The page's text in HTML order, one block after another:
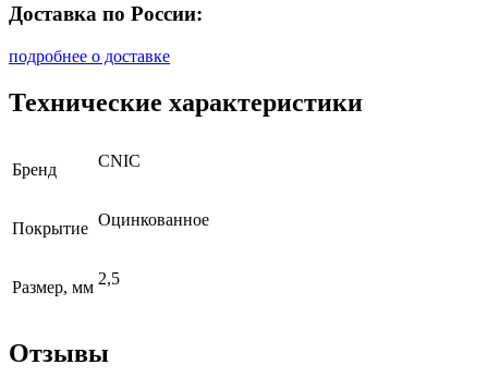
Доставка по России:
подробнее о доставке
Технические характеристики
Бренд CNIC
Покрытие Оцинкованное
Размер, мм 2,5
Отзывы